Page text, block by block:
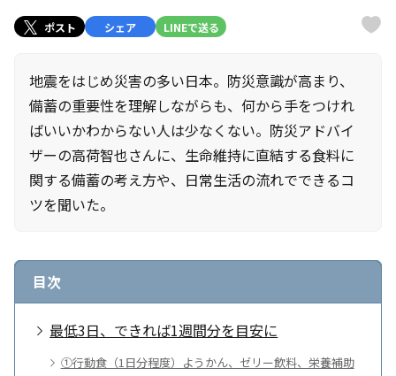
ポスト シェア LINEで送る
地震をはじめ災害の多い日本。防災意識が高まり、
備蓄の重要性を理解しながらも、何から手をつけれ
ばいいかわからない人は少なくない。防災アドバイ
ザーの高荷智也さんに、生命維持に直結する食料に
関する備蓄の考え方や、日常生活の流れでできるコ
ツを聞いた。
目次
最低3日、できれば1週間分を目安に
①行動食（1日分程度）ようかん、ゼリー飲料、栄養補助